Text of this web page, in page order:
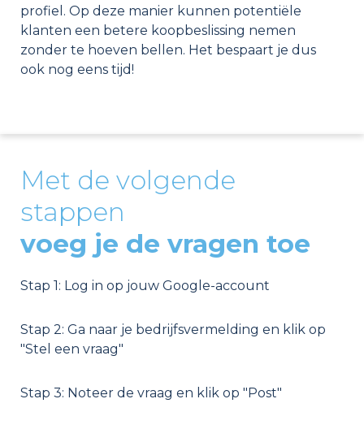
profiel. Op deze manier kunnen potentiële
klanten een betere koopbeslissing nemen
zonder te hoeven bellen. Het bespaart je dus
ook nog eens tijd!
Met de volgende
stappen
voeg je de vragen toe
Stap 1: Log in op jouw Google-account
Stap 2: Ga naar je bedrijfsvermelding en klik op
"Stel een vraag"
Stap 3: Noteer de vraag en klik op "Post"